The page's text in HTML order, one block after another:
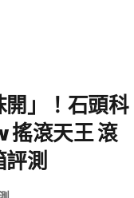
」！石頭科
搖滾天王 滾
測